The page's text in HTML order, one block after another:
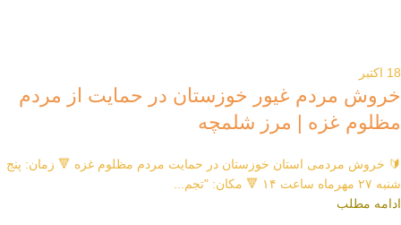
18 اکتبر
خروش مردم غیور خوزستان در حمایت از مردم
مظلوم غزه | مرز شلمچه
🔰 خروش مردمی استان خوزستان در حمایت مردم مظلوم غزه 🔻 زمان: پنج
شنبه ۲۷ مهرماه ساعت ۱۴ 🔻 مکان: "تجم...
ادامه مطلب